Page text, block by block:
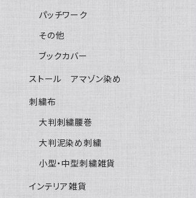
パッチワーク
その他
ブックカバー
ストール アマゾン染め
刺繍布
大判刺繍腰巻
大判泥染め刺繍
小型・中型刺繍雑貨
インテリア雑貨